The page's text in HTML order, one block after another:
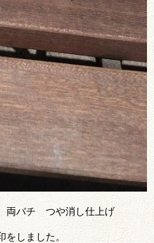
バチ つや消し仕上げ
をしました。